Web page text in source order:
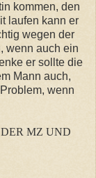
kommen, den
laufen kann er
wegen der
wenn auch ein
er sollte die
Mann auch,
wenn
MZ UND